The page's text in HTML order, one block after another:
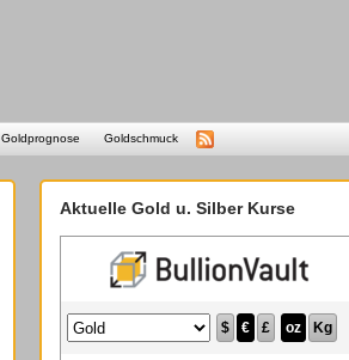
Goldprognose Goldschmuck
Aktuelle Gold u. Silber Kurse